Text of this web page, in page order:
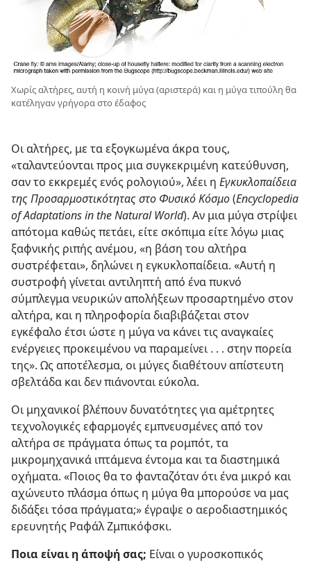
Χωρίς αλτήρες, αυτή η κοινή μύγα (αριστερά) και η μύγα τιπούλη θα
κατέληγαν γρήγορα στο έδαφος
Οι αλτήρες, με τα εξογκωμένα άκρα τους,
«ταλαντεύονται προς μια συγκεκριμένη κατεύθυνση,
σαν το εκκρεμές ενός ρολογιού», λέει η Εγκυκλοπαίδεια
της Προσαρμοστικότητας στο Φυσικό Κόσμο(Encyclopedia
of Adaptations in the Natural World). Αν μια μύγα στρίψει
απότομα καθώς πετάει, είτε σκόπιμα είτε λόγω μιας
ξαφνικής ριπής ανέμου, «η βάση του αλτήρα
συστρέφεται», δηλώνει η εγκυκλοπαίδεια. «Αυτή η
συστροφή γίνεται αντιληπτή από ένα πυκνό
σύμπλεγμα νευρικών απολήξεων προσαρτημένο στον
αλτήρα, και η πληροφορία διαβιβάζεται στον
εγκέφαλο έτσι ώστε η μύγα να κάνει τις αναγκαίες
ενέργειες προκειμένου να παραμείνει . . . στην πορεία
της». Ως αποτέλεσμα, οι μύγες διαθέτουν απίστευτη
σβελτάδα και δεν πιάνονται εύκολα.
Οι μηχανικοί βλέπουν δυνατότητες για αμέτρητες
τεχνολογικές εφαρμογές εμπνευσμένες από τον
αλτήρα σε πράγματα όπως τα ρομπότ, τα
μικρομηχανικά ιπτάμενα έντομα και τα διαστημικά
οχήματα. «Ποιος θα το φανταζόταν ότι ένα μικρό και
αχώνευτο πλάσμα όπως η μύγα θα μπορούσε να μας
διδάξει τόσα πράγματα;» έγραψε ο αεροδιαστημικός
ερευνητής Ραφάλ Ζμπικόφσκι.
Ποια είναι η άποψή σας; Είναι ο γυροσκοπικός